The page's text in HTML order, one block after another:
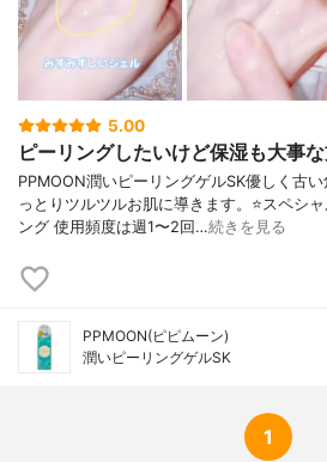
5.00
ピーリングしたいけど保湿も大事
PPMOON潤いピーリングゲルSK優しく古
っとりツルツルお肌に導きます。⭐️スペシ
ング 使用頻度は週1〜2回…続きを見る
PPMOON(ピピムーン)
潤いピーリングゲルSK
1